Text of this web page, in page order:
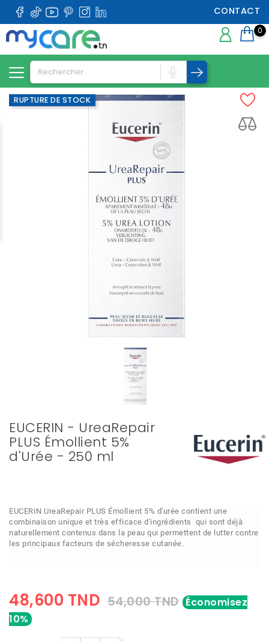
CONTACT
0
RUPTURE DE STOCK
EUCERIN - UreaRepair
PLUS Émollient 5%
d'Urée - 250 ml
EUCERIN UreaRepair PLUS Émollient 5% d'urée contient une
combinaison unique et très efficace d'ingrédients qui sont déjà
naturellement contenus dans la peau qui permettent de lutter contre
les principaux facteurs de sécheresse cutanée.
48,600 TND 54,000 TND Économisez
10%